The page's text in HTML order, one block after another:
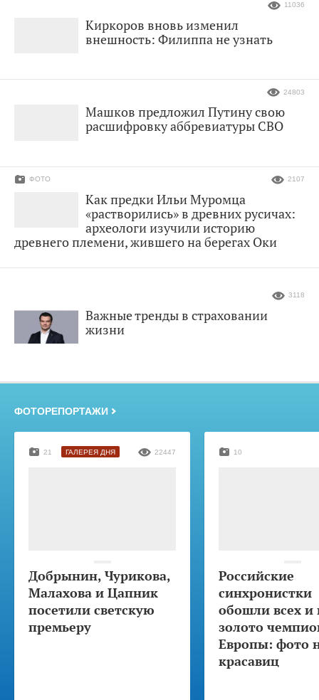
Киркоров вновь изменил
внешность: Филиппа не узнать
11036
Машков предложил Путину свою
расшифровку аббревиатуры СВО
24803
Как предки Ильи Муромца
«растворились» в древних русичах:
археологи изучили историю
древнего племени, жившего на берегах Оки
ФОТО 2107
Важные тренды в страховании
жизни
3118
ФОТОРЕПОРТАЖИ
Добрынин, Чурикова,
Малахова и Цапник
посетили светскую
премьеру
21 ГАЛЕРЕЯ ДНЯ 22447
Российские
синхронистки
обошли всех и
золото
Европы: фото
красавиц
10